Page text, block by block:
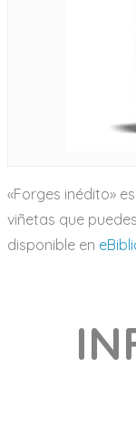
«Forges inédito»
viñetas que
disponible en